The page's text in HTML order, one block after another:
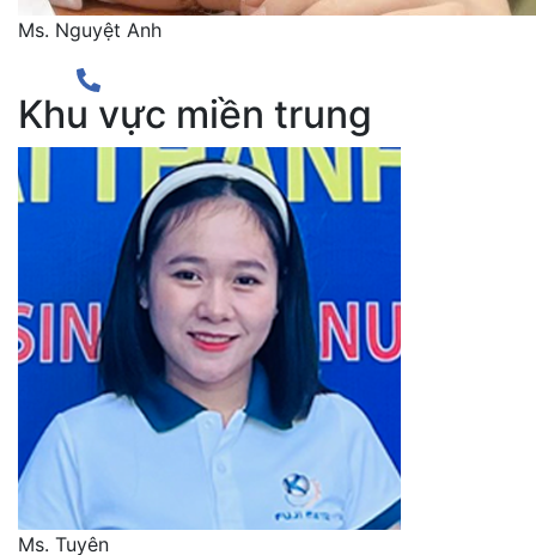
Ms. Nguyệt Anh
Khu vực miền trung
Ms. Tuyên